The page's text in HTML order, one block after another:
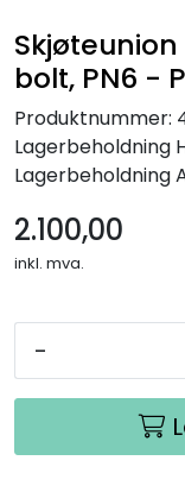
bolt, PN6 -
Produktnummer:
Lagerbeholdning
Lagerbeholdning
2.100,00
inkl. mva.
-